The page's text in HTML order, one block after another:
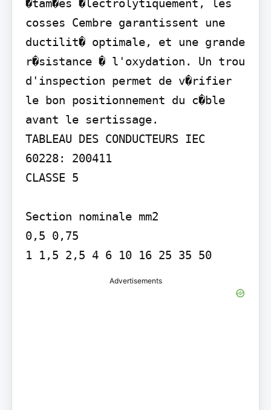
�tam�es �lectrolytiquement, les
cosses Cembre garantissent une
ductilit� optimale, et une grande
r�sistance � l'oxydation. Un trou
d'inspection permet de v�rifier
le bon positionnement du c�ble
avant le sertissage.
TABLEAU DES CONDUCTEURS IEC
60228: 200411
CLASSE 5
Section nominale mm2
0,5 0,75
1 1,5 2,5 4 6 10 16 25 35 50
Advertisements